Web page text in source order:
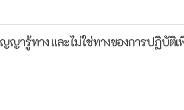
ารู้ทาง และไม่ใช่ทางของการปฏิบัติ